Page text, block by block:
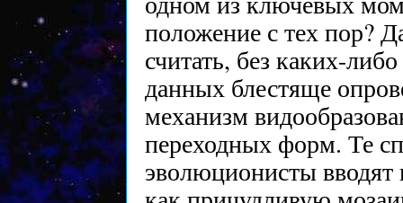
положение с тех пор?
считать, без каких-
данных блестяще
механизм
переходных форм. Те
эволюционисты вводят